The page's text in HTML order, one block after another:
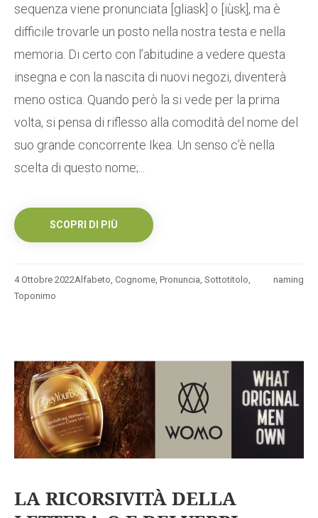
sequenza viene pronunciata [gliask] o [iùsk], ma è
difficile trovarle un posto nella nostra testa e nella
memoria. Di certo con l’abitudine a vedere questa
insegna e con la nascita di nuovi negozi, diventerà
meno ostica. Quando però la si vede per la prima
volta, si pensa di riflesso alla comodità del nome del
suo grande concorrente Ikea. Un senso c’è nella
scelta di questo nome;...
SCOPRI DI PIÙ
4 Ottobre 2022 naming
Alfabeto Cognome Pronuncia Sottotitolo
Toponimo
LA RICORSIVITÀ DELLA